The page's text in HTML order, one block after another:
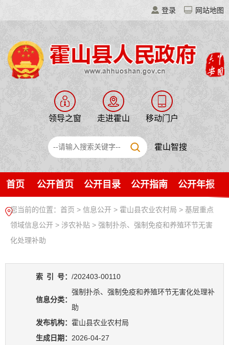
登录 网站地图
领导之窗 走进霍山 移动门户
霍山智搜
首页 公开首页 公开目录 公开指南 公开年报
您当前的位置： 首页 > 信息公开 > 霍山县农业农村局 > 基层重点
领域信息公开 > 涉农补贴 > 强制扑杀、强制免疫和养殖环节无害
化处理补助
索 引 号： /202403-00110
信息分类：
强制扑杀、强制免疫和养殖环节无害化处理补
助
发布机构： 霍山县农业农村局
生成日期： 2026-04-27